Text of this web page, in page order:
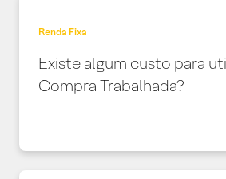
Renda Fixa
Existe algum custo para
Compra Trabalhada?